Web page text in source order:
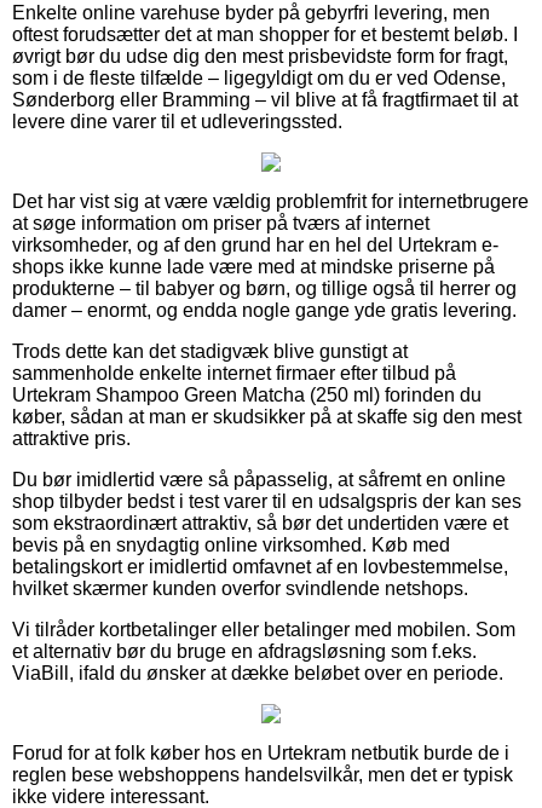
Enkelte online varehuse byder på gebyrfri levering, men
oftest forudsætter det at man shopper for et bestemt beløb. I
øvrigt bør du udse dig den mest prisbevidste form for fragt,
som i de fleste tilfælde – ligegyldigt om du er ved Odense,
Sønderborg eller Bramming – vil blive at få fragtfirmaet til at
levere dine varer til et udleveringssted.
Det har vist sig at være vældig problemfrit for internetbrugere
at søge information om priser på tværs af internet
virksomheder, og af den grund har en hel del Urtekram e-
shops ikke kunne lade være med at mindske priserne på
produkterne – til babyer og børn, og tillige også til herrer og
damer – enormt, og endda nogle gange yde gratis levering.
Trods dette kan det stadigvæk blive gunstigt at
sammenholde enkelte internet firmaer efter tilbud på
Urtekram Shampoo Green Matcha (250 ml) forinden du
køber, sådan at man er skudsikker på at skaffe sig den mest
attraktive pris.
Du bør imidlertid være så påpasselig, at såfremt en online
shop tilbyder bedst i test varer til en udsalgspris der kan ses
som ekstraordinært attraktiv, så bør det undertiden være et
bevis på en snydagtig online virksomhed. Køb med
betalingskort er imidlertid omfavnet af en lovbestemmelse,
hvilket skærmer kunden overfor svindlende netshops.
Vi tilråder kortbetalinger eller betalinger med mobilen. Som
et alternativ bør du bruge en afdragsløsning som f.eks.
ViaBill, ifald du ønsker at dække beløbet over en periode.
Forud for at folk køber hos en Urtekram netbutik burde de i
reglen bese webshoppens handelsvilkår, men det er typisk
ikke videre interessant.